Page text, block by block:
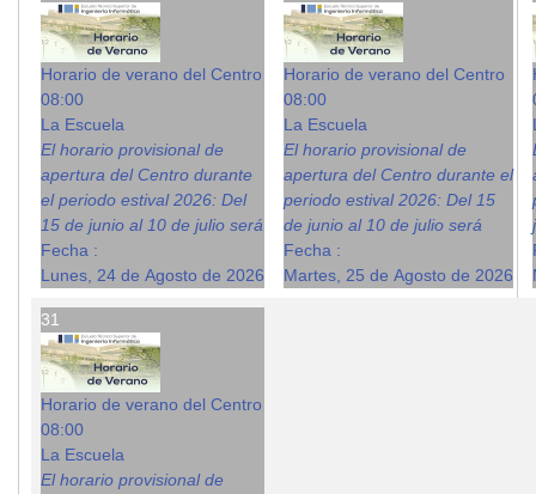
Horario de verano del Centro
08:00
La Escuela
El horario provisional de
apertura del Centro durante
el periodo estival 2026: Del
15 de junio al 10 de julio será
Fecha :
Lunes, 24 de Agosto de 2026
Horario de verano del Centro
08:00
La Escuela
El horario provisional de
apertura del Centro durante el
periodo estival 2026: Del 15
de junio al 10 de julio será
Fecha :
Martes, 25 de Agosto de 2026
31
Horario de verano del Centro
08:00
La Escuela
El horario provisional de